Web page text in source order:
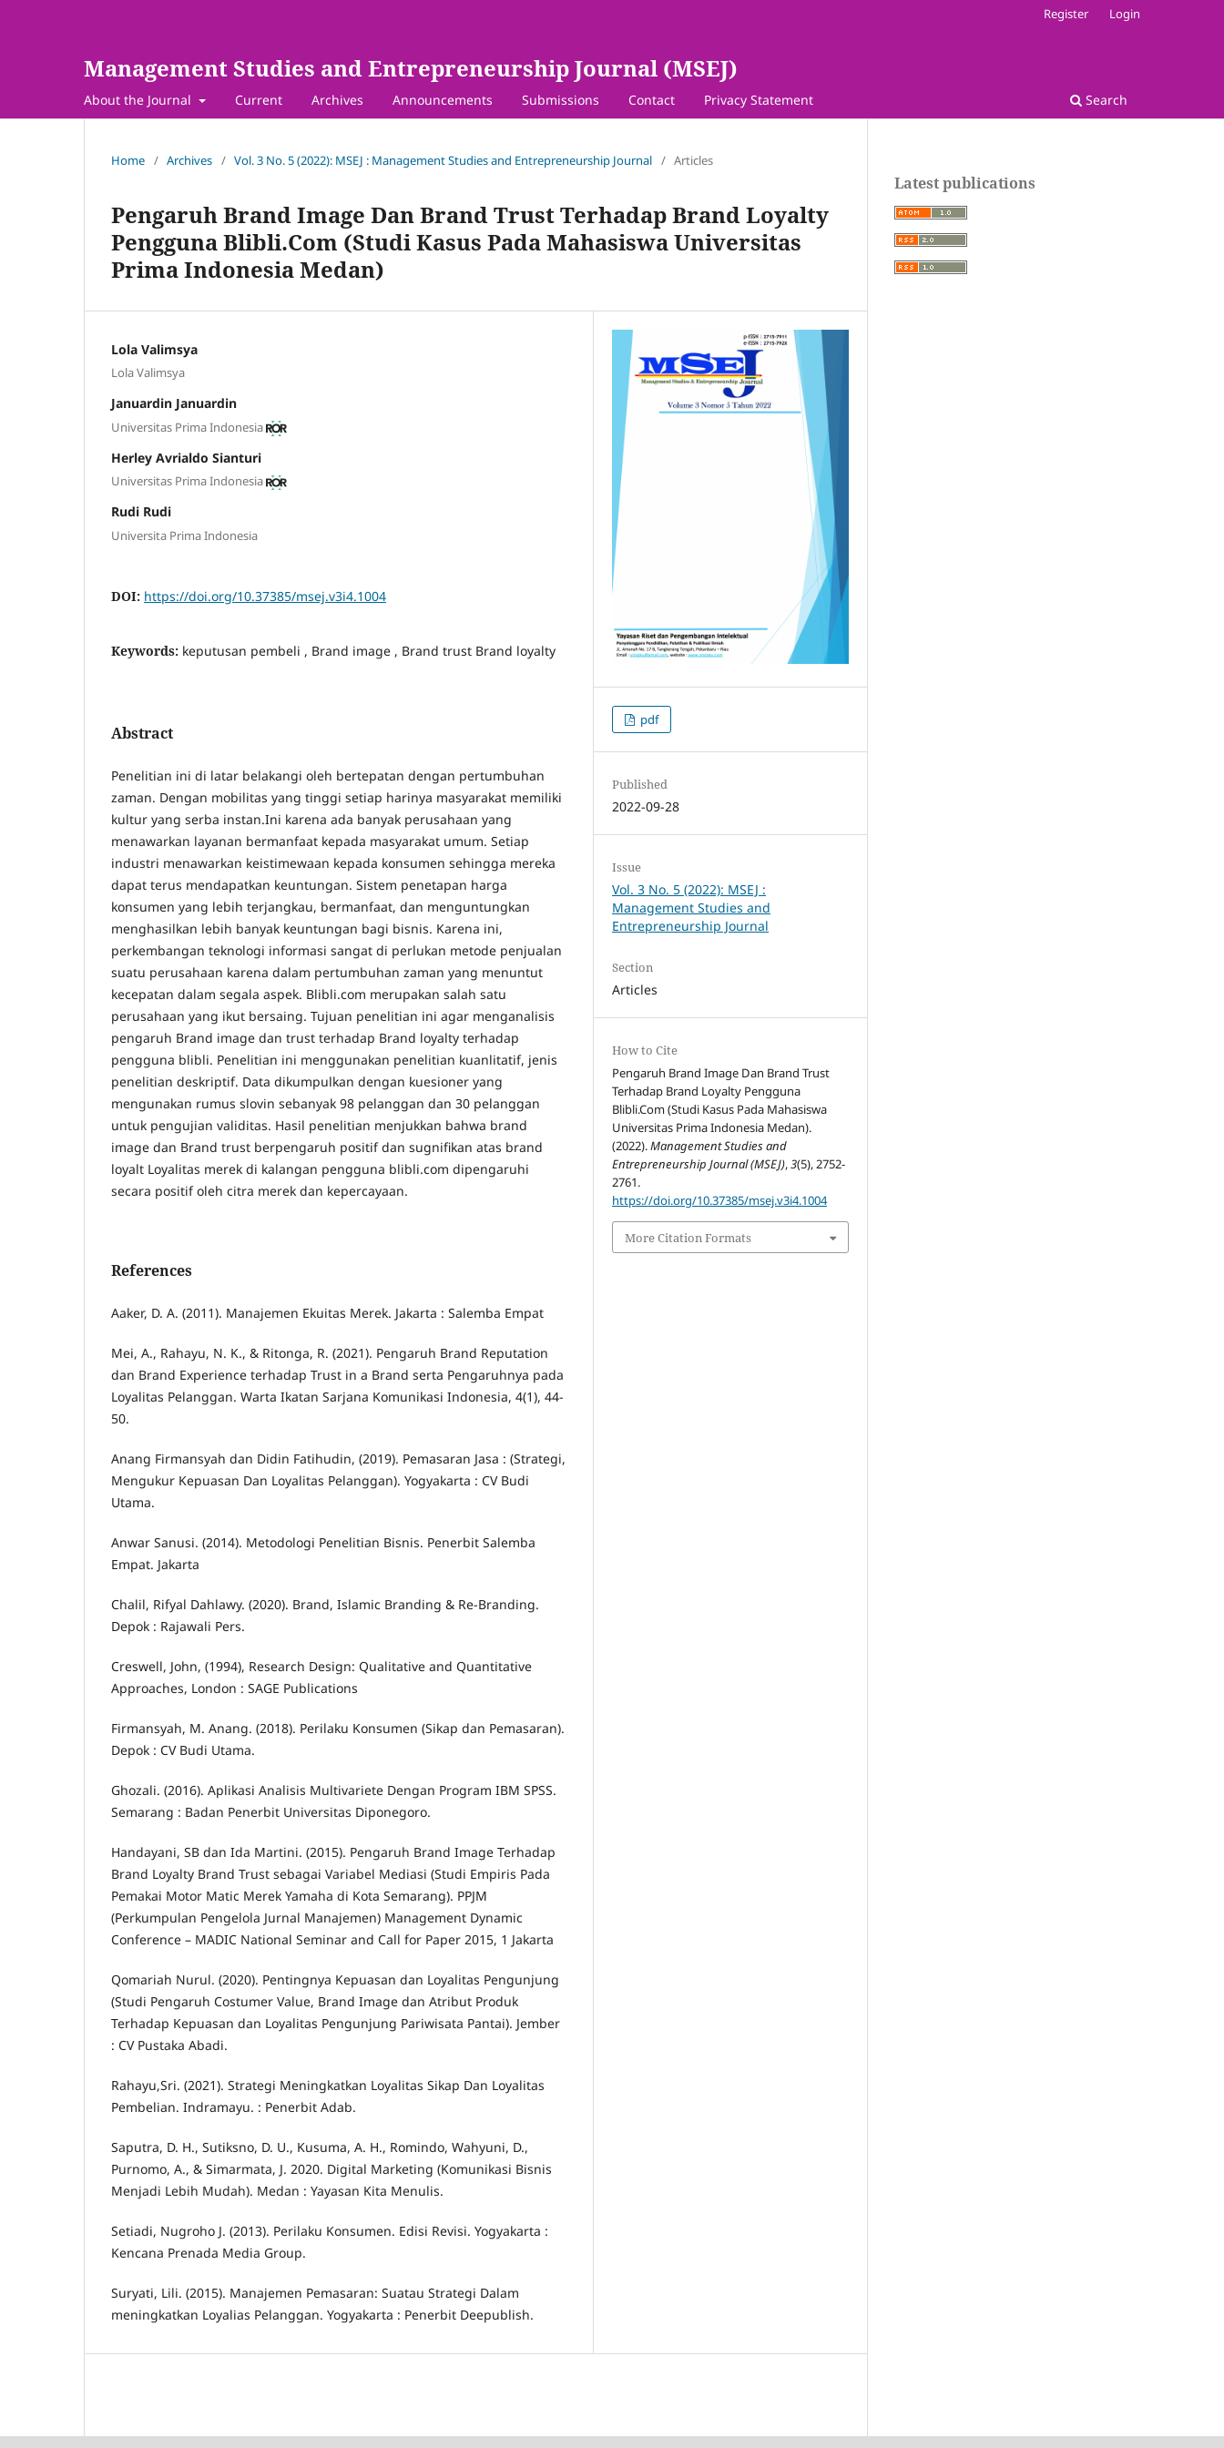
Management Studies and Entrepreneurship Journal (MSEJ)
About the Journal Current Archives Announcements Submissions Contact Privacy Statement Search
Register Login
Home / Archives / Vol. 3 No. 5 (2022): MSEJ : Management Studies and Entrepreneurship Journal / Articles
Pengaruh Brand Image Dan Brand Trust Terhadap Brand Loyalty
Pengguna Blibli.Com (Studi Kasus Pada Mahasiswa Universitas
Prima Indonesia Medan)
Lola Valimsya
Lola Valimsya
Januardin Januardin
Universitas Prima Indonesia
Herley Avrialdo Sianturi
Universitas Prima Indonesia
Rudi Rudi
Universita Prima Indonesia
DOI: https://doi.org/10.37385/msej.v3i4.1004
Keywords: keputusan pembeli , Brand image , Brand trust Brand loyalty
Abstract
Penelitian ini di latar belakangi oleh bertepatan dengan pertumbuhan
zaman. Dengan mobilitas yang tinggi setiap harinya masyarakat memiliki
kultur yang serba instan.Ini karena ada banyak perusahaan yang
menawarkan layanan bermanfaat kepada masyarakat umum. Setiap
industri menawarkan keistimewaan kepada konsumen sehingga mereka
dapat terus mendapatkan keuntungan. Sistem penetapan harga
konsumen yang lebih terjangkau, bermanfaat, dan menguntungkan
menghasilkan lebih banyak keuntungan bagi bisnis. Karena ini,
perkembangan teknologi informasi sangat di perlukan metode penjualan
suatu perusahaan karena dalam pertumbuhan zaman yang menuntut
kecepatan dalam segala aspek. Blibli.com merupakan salah satu
perusahaan yang ikut bersaing. Tujuan penelitian ini agar menganalisis
pengaruh Brand image dan trust terhadap Brand loyalty terhadap
pengguna blibli. Penelitian ini menggunakan penelitian kuanlitatif, jenis
penelitian deskriptif. Data dikumpulkan dengan kuesioner yang
mengunakan rumus slovin sebanyak 98 pelanggan dan 30 pelanggan
untuk pengujian validitas. Hasil penelitian menjukkan bahwa brand
image dan Brand trust berpengaruh positif dan sugnifikan atas brand
loyalt Loyalitas merek di kalangan pengguna blibli.com dipengaruhi
secara positif oleh citra merek dan kepercayaan.
References
Aaker, D. A. (2011). Manajemen Ekuitas Merek. Jakarta : Salemba Empat
Mei, A., Rahayu, N. K., & Ritonga, R. (2021). Pengaruh Brand Reputation
dan Brand Experience terhadap Trust in a Brand serta Pengaruhnya pada
Loyalitas Pelanggan. Warta Ikatan Sarjana Komunikasi Indonesia, 4(1), 44-
50.
Anang Firmansyah dan Didin Fatihudin, (2019). Pemasaran Jasa : (Strategi,
Mengukur Kepuasan Dan Loyalitas Pelanggan). Yogyakarta : CV Budi
Utama.
Anwar Sanusi. (2014). Metodologi Penelitian Bisnis. Penerbit Salemba
Empat. Jakarta
Chalil, Rifyal Dahlawy. (2020). Brand, Islamic Branding & Re-Branding.
Depok : Rajawali Pers.
Creswell, John, (1994), Research Design: Qualitative and Quantitative
Approaches, London : SAGE Publications
Firmansyah, M. Anang. (2018). Perilaku Konsumen (Sikap dan Pemasaran).
Depok : CV Budi Utama.
Ghozali. (2016). Aplikasi Analisis Multivariete Dengan Program IBM SPSS.
Semarang : Badan Penerbit Universitas Diponegoro.
Handayani, SB dan Ida Martini. (2015). Pengaruh Brand Image Terhadap
Brand Loyalty Brand Trust sebagai Variabel Mediasi (Studi Empiris Pada
Pemakai Motor Matic Merek Yamaha di Kota Semarang). PPJM
(Perkumpulan Pengelola Jurnal Manajemen) Management Dynamic
Conference – MADIC National Seminar and Call for Paper 2015, 1 Jakarta
Qomariah Nurul. (2020). Pentingnya Kepuasan dan Loyalitas Pengunjung
(Studi Pengaruh Costumer Value, Brand Image dan Atribut Produk
Terhadap Kepuasan dan Loyalitas Pengunjung Pariwisata Pantai). Jember
: CV Pustaka Abadi.
Rahayu,Sri. (2021). Strategi Meningkatkan Loyalitas Sikap Dan Loyalitas
Pembelian. Indramayu. : Penerbit Adab.
Saputra, D. H., Sutiksno, D. U., Kusuma, A. H., Romindo, Wahyuni, D.,
Purnomo, A., & Simarmata, J. 2020. Digital Marketing (Komunikasi Bisnis
Menjadi Lebih Mudah). Medan : Yayasan Kita Menulis.
Setiadi, Nugroho J. (2013). Perilaku Konsumen. Edisi Revisi. Yogyakarta :
Kencana Prenada Media Group.
Suryati, Lili. (2015). Manajemen Pemasaran: Suatau Strategi Dalam
meningkatkan Loyalias Pelanggan. Yogyakarta : Penerbit Deepublish.
pdf
Published
2022-09-28
Issue
Vol. 3 No. 5 (2022): MSEJ :
Management Studies and
Entrepreneurship Journal
Section
Articles
How to Cite
Pengaruh Brand Image Dan Brand Trust
Terhadap Brand Loyalty Pengguna
Blibli.Com (Studi Kasus Pada Mahasiswa
Universitas Prima Indonesia Medan).
(2022).Management Studies and
Entrepreneurship Journal (MSEJ),3(5), 2752-
2761.
https://doi.org/10.37385/msej.v3i4.1004
More Citation Formats
Latest publications